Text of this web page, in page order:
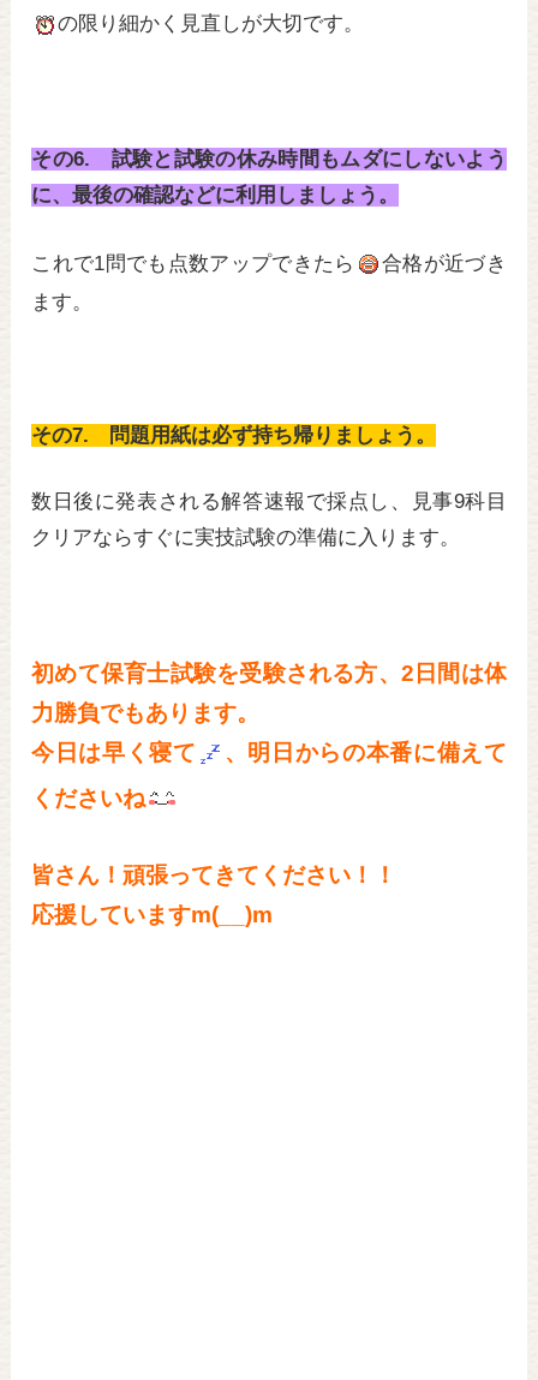
の限り細かく見直しが大切です。
その6. 試験と試験の休み時間もムダにしないよう
に、最後の確認などに利用しましょう。
これで1問でも点数アップできたら
合格が近づき
ます。
その7. 問題用紙は必ず持ち帰りましょう。
数日後に発表される解答速報で採点し、見事9科目
クリアならすぐに実技試験の準備に入ります。
初めて保育士試験を受験される方、2日間は体
力勝負でもあります。
今日は早く寝て
、明日からの本番に備えて
くださいね
皆さん！頑張ってきてください！！
応援していますm(__)m